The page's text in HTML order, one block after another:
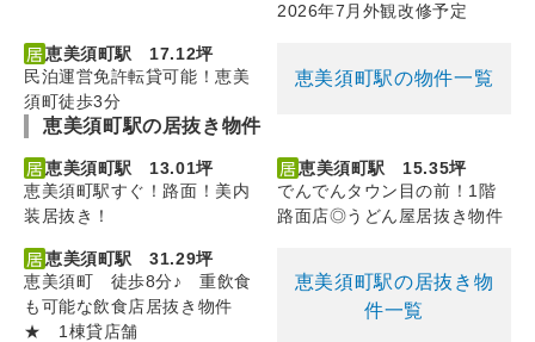
2026年7月外観改修予定
恵美須町駅 17.12坪
民泊運営免許転貸可能！恵美
須町徒歩3分
恵美須町駅の物件一覧
恵美須町駅の居抜き物件
恵美須町駅 13.01坪
恵美須町駅すぐ！路面！美内
装居抜き！
恵美須町駅 15.35坪
でんでんタウン目の前！1階
路面店◎うどん屋居抜き物件
恵美須町駅 31.29坪
恵美須町 徒歩8分♪ 重飲食
も可能な飲食店居抜き物件
★ 1棟貸店舗
恵美須町駅の居抜き物
件一覧